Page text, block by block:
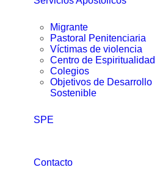
Migrante
Pastoral Penitenciaria
Víctimas de violencia
Centro de Espiritualidad
Colegios
Objetivos de Desarrollo
Sostenible
SPE
Contacto